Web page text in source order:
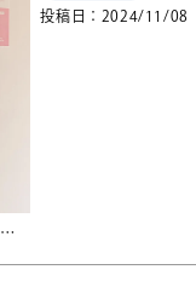
ボートネックゴールド釦デザインニット【メール便可／90】
投稿日 2024/11/08